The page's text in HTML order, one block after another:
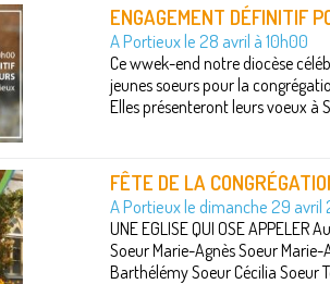
ENGAGEMENT DÉFINITIF
A Portieux le 28 avril à 10h00
Ce wwek-end notre diocèse
jeunes soeurs pour la
Elles présenteront leurs voeux à
FÊTE DE LA
A Portieux le dimanche 29 avril
UNE EGLISE QUI OSE
Soeur Marie-Agnès Soeur
Barthélémy Soeur Cécilia Soeur